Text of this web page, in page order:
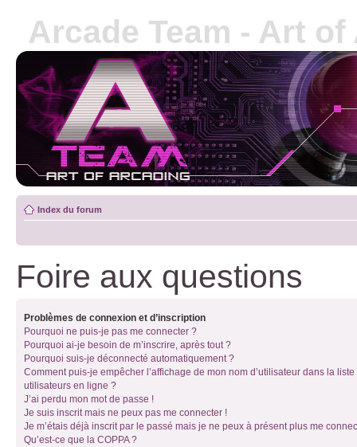
Arcade Team - Art
Index du forum
Foire aux questions
Problèmes de connexion et d’inscription
Pourquoi ne puis-je pas me connecter ?
Pourquoi ai-je besoin de m’inscrire, après tout ?
Pourquoi suis-je déconnecté automatiquement ?
Comment puis-je empêcher l’affichage de mon nom d’utilisateur dans la liste
utilisateurs en ligne ?
J’ai perdu mon mot de passe !
Je suis inscrit mais ne peux pas me connecter !
Je m’étais déjà inscrit par le passé mais je ne peux à présent plus me
Qu’est-ce que la COPPA ?